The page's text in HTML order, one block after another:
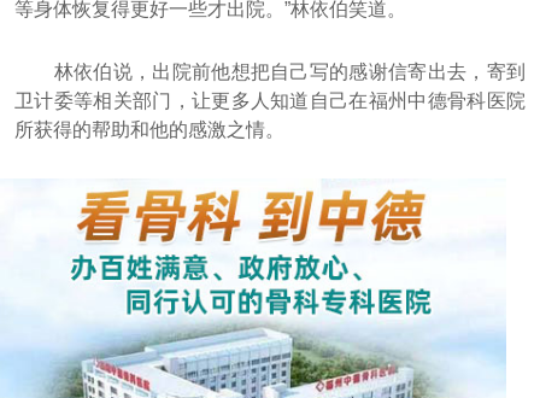
等身体恢复得更好一些才出院。”林依伯笑道。
林依伯说，出院前他想把自己写的感谢信寄出去，寄到
卫计委等相关部门，让更多人知道自己在福州中德骨科医院
所获得的帮助和他的感激之情。